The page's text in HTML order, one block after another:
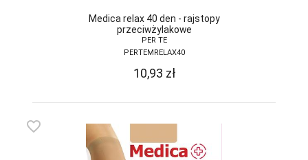
DONNA BC
DOROTA
DUET
ELDAR
Medica relax 40 den - rajstopy
przeciwżylakowe
PER TE
PERTEMRELAX40
10,93 zł
favorite_border